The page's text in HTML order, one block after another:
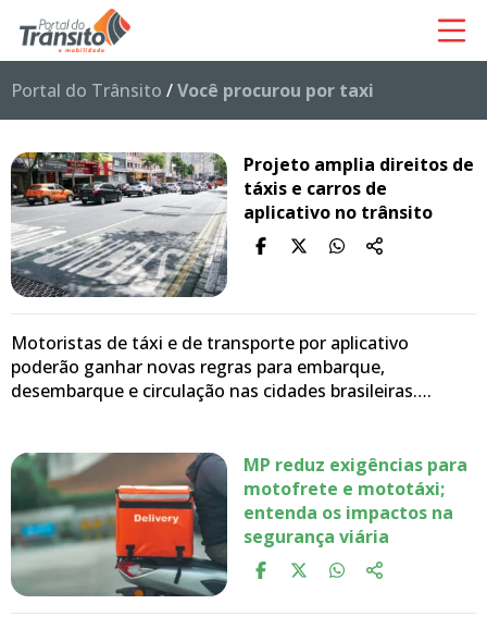
Portal do Trânsito /Você procurou por taxi
Projeto amplia direitos de
táxis e carros de
aplicativo no trânsito
Motoristas de táxi e de transporte por aplicativo
poderão ganhar novas regras para embarque,
desembarque e circulação nas cidades brasileiras….
MP reduz exigências para
motofrete e mototáxi;
entenda os impactos na
segurança viária